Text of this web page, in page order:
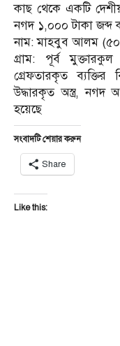
কাছ থেকে একটি
নগদ ১,০০০ টাকা জব্দ
নাম: মাহবুব আলম
গ্রাম: পূর্ব
গ্রেফতারকৃত ব্যক্তির
উদ্ধারকৃত অস্ত্র, নগদ
হয়েছে
সংবাদটি শেয়ার করুন
Share
Like this: